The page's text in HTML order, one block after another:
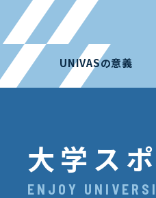
UNIVASの意義
大学ス
ENJOY